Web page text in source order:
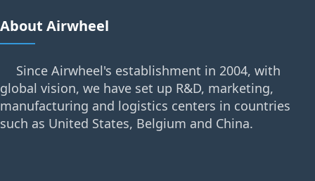
About Airwheel
Since Airwheel's establishment in 2004, with
global vision, we have set up R&D, marketing,
manufacturing and logistics centers in countries
such as United States, Belgium and China.